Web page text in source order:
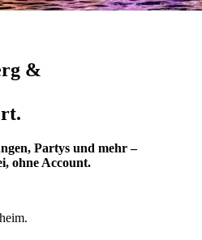
&
Partys und mehr –
ohne Account.